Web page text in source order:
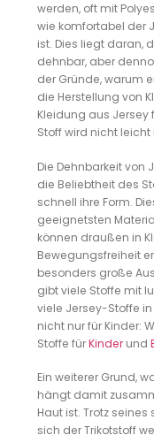
werden, oft mit
wie komfortabel der
ist. Dies liegt daran,
dehnbar, aber
der Gründe, warum
die Herstellung von
Kleidung aus
Stoff wird nicht leicht
Die Dehnbarkeit von
die Beliebtheit des
schnell ihre Form.
geeignetsten
können draußen in
Bewegungsfreiheit
besonders große
gibt viele Stoffe mit
viele Jersey-Stoffe
nicht nur für Kinder:
Stoffe fürKinder und
Ein weiterer Grund,
hängt damit
Haut ist. Trotz
sich der Trikotstoff